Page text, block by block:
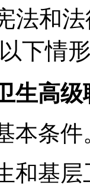
法和
下情
生高
本条件
和基